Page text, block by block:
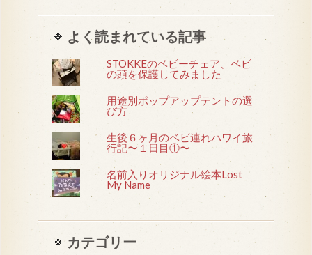
よく読まれている記事
STOKKEのベビーチェア、ベビ
の頭を保護してみました
用途別ポップアップテントの選
び方
生後６ヶ月のベビ連れハワイ旅
行記〜１日目①〜
名前入りオリジナル絵本Lost
My Name
カテゴリー